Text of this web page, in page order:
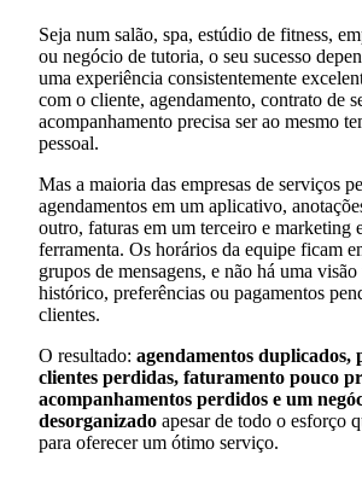
Seja num salão, spa, estúdio de fitness,
ou negócio de tutoria, o seu sucesso
uma experiência consistentemente
com o cliente, agendamento, contrato de
acompanhamento precisa ser ao mesmo
pessoal.
Mas a maioria das empresas de serviços
agendamentos em um aplicativo,
outro, faturas em um terceiro e marketing
ferramenta. Os horários da equipe ficam
grupos de mensagens, e não há uma
histórico, preferências ou pagamentos
clientes.
O resultado: agendamentos duplicados,
clientes perdidas, faturamento pouco
acompanhamentos perdidos e um
desorganizado apesar de todo o esforço
para oferecer um ótimo serviço.